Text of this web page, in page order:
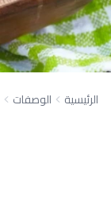
الرئيسية الوصفات